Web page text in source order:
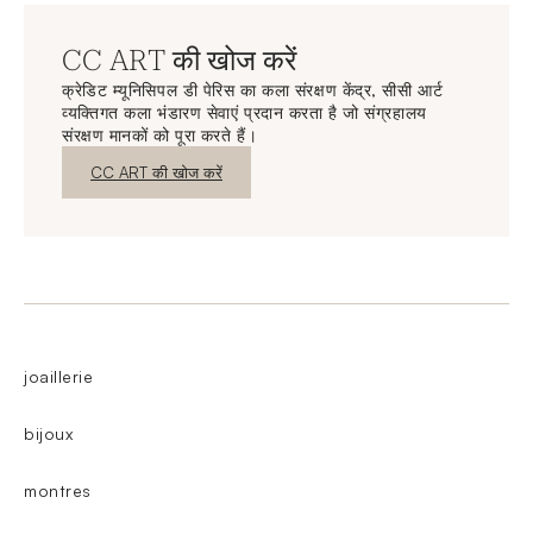
CC ART की खोज करें
क्रेडिट म्यूनिसिपल डी पेरिस का कला संरक्षण केंद्र, सीसी आर्ट
व्यक्तिगत कला भंडारण सेवाएं प्रदान करता है जो संग्रहालय
संरक्षण मानकों को पूरा करते हैं।
नई विंडो
CC ART की खोज करें
joaillerie
bijoux
montres